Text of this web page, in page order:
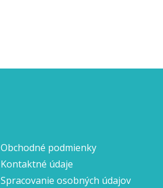
Obchodné podmienky
Kontaktné údaje
Spracovanie osobných údajov